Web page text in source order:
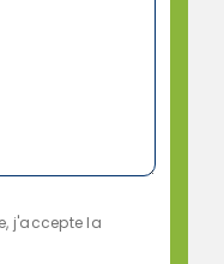
j'accepte la